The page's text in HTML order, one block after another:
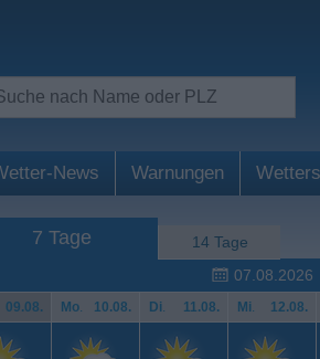
News Warnungen
7 Tage
14 Tage
07.08.2026
09.08. Mo. 10.08. Di. 11.08. Mi. 12.08.